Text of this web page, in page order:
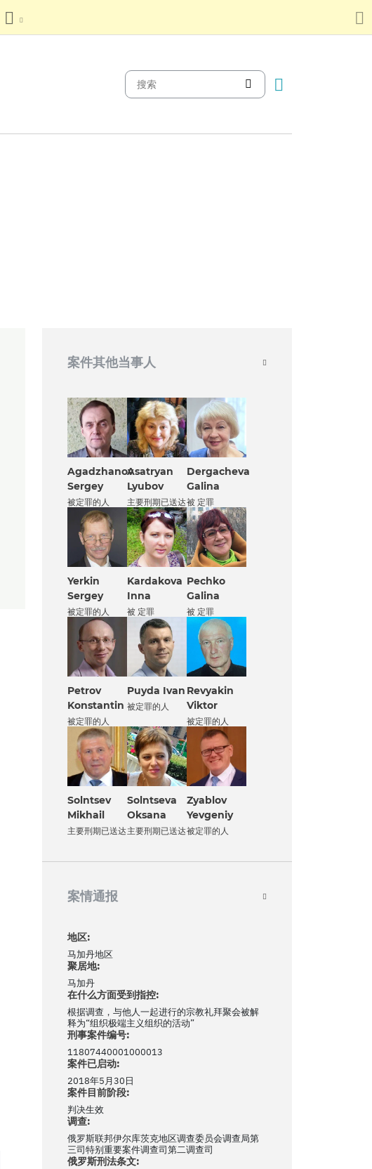
案件其他当事人
Agadzhanov
Sergey
被定罪的人
Asatryan
Lyubov
主要刑期已送达
Dergacheva
Galina
被 定罪
Yerkin
Sergey
被定罪的人
Kardakova
Inna
被 定罪
Pechko
Galina
被 定罪
Petrov
Konstantin
被定罪的人
Puyda Ivan
被定罪的人
Revyakin
Viktor
被定罪的人
Solntsev
Mikhail
主要刑期已送达
Solntseva
Oksana
主要刑期已送达
Zyablov
Yevgeniy
被定罪的人
案情通报
地区:
马加丹地区
聚居地:
马加丹
在什么方面受到指控:
根据调查，与他人一起进行的宗教礼拜聚会被解
释为“组织极端主义组织的活动”
刑事案件编号:
11807440001000013
案件已启动:
2018年5月30日
案件目前阶段:
判决生效
调查:
俄罗斯联邦伊尔库茨克地区调查委员会调查局第
三司特别重要案件调查司第二调查司
俄罗斯刑法条文: